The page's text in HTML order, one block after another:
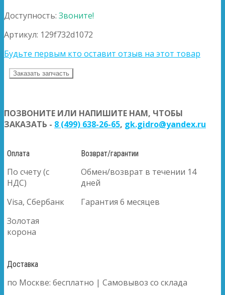
Доступность: Звоните!
Артикул: 129f732d1072
Будьте первым кто оставит отзыв на этот товар
Заказать запчасть
ПОЗВОНИТЕ ИЛИ НАПИШИТЕ НАМ, ЧТОБЫ
ЗАКАЗАТЬ - 8 (499) 638-26-65, gk.gidro@yandex.ru
Оплата
По счету (с
НДС)
Visa, Сбербанк
Золотая
корона
Возврат/гарантии
Обмен/возврат в течении 14
дней
Гарантия 6 месяцев
Доставка
по Москве: бесплатно | Самовывоз со склада